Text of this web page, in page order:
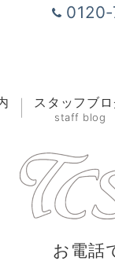
スタッフブロ
staff blog
お電話